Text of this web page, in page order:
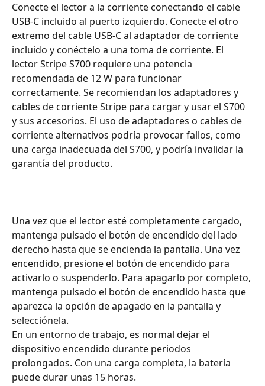
Conecte el lector a la corriente conectando el cable
USB-C incluido al puerto izquierdo. Conecte el otro
extremo del cable USB-C al adaptador de corriente
incluido y conéctelo a una toma de corriente. El
lector Stripe S700 requiere una potencia
recomendada de 12 W para funcionar
correctamente. Se recomiendan los adaptadores y
cables de corriente Stripe para cargar y usar el S700
y sus accesorios. El uso de adaptadores o cables de
corriente alternativos podría provocar fallos, como
una carga inadecuada del S700, y podría invalidar la
garantía del producto.
Una vez que el lector esté completamente cargado,
mantenga pulsado el botón de encendido del lado
derecho hasta que se encienda la pantalla. Una vez
encendido, presione el botón de encendido para
activarlo o suspenderlo. Para apagarlo por completo,
mantenga pulsado el botón de encendido hasta que
aparezca la opción de apagado en la pantalla y
selecciónela.
En un entorno de trabajo, es normal dejar el
dispositivo encendido durante periodos
prolongados. Con una carga completa, la batería
puede durar unas 15 horas.